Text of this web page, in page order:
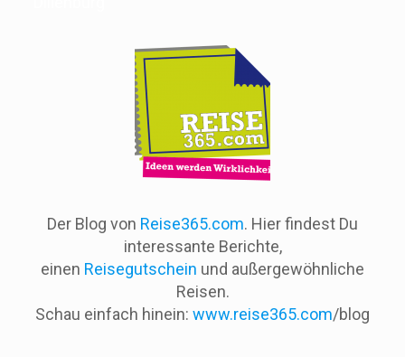
Der Blog von Reise365.com. Hier findest Du
interessante Berichte,
einen Reisegutschein und außergewöhnliche
Reisen.
Schau einfach hinein: www.reise365.com/blog